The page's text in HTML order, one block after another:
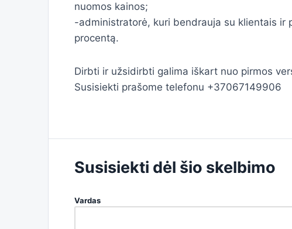
nuomos kainos;
-administratorė, kuri bendrauja su klientais ir
procentą.
Dirbti ir užsidirbti galima iškart nuo pirmos
Susisiekti prašome telefonu +37067149906
Susisiekti dėl šio skelbimo
Vardas